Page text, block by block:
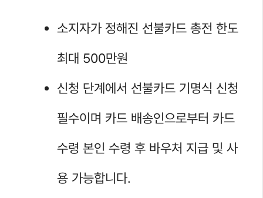
소지자가 정해진 선불카드 총전 한도
최대 500만원
신청 단계에서 선불카드 기명식 신청
필수이며 카드 배송인으로부터 카드
수령 본인 수령 후 바우처 지급 및 사
용 가능합니다.